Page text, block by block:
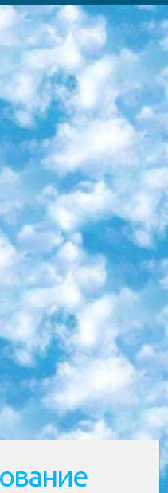
химия, информационные технологии и другие. К некоторым лекциям администрация ресурса прилагает готовые конспекты, которые можно скачивать в PDF-формате. 4. ITMOcourses Онлайн-площадка Санкт-Петербургского национального исследовательского университета информационных технологий, механики и оптики (ИТМО). Ресурс предоставляет свободный доступ к курсам, разработанным в этом вузе. Каталог материалов разбит на четыре категории: «Оптические системы и технологии», «Приборостроение и робототехника», «Информационные технологии» и «Биотехнологии». Курсы состоят из видеолекций, интерактивных демонстраций и заданий. 5. «КиберЛенинка» Электронная научная библиотека открытого доступа. Каталог площадки регулярно обрастает текстами статей из различных научных изданий. Сгруппированные по журналам и рубрикам публикации можно читать онлайн или скачивать целиком в PDF-формате. Проект нацелен на популяризацию науки за счёт открытого доступа к качественной информации. 6. «ПостНаука» На этом ресурсе публикуют подборки видеолекций, составленные экспертами из разных отраслей и объединённые общими темами. Среди них, к примеру, есть серии «Биоинформатика и геномика», «Культура средневековой Скандинавии» и Cinema Studies о теории кино. Каждая подборка лекций — логически связанная история, рассказанная экспертом от первого лица. Кроме того, на сайте появляются научно-образовательные статьи и тесты на разные темы. 7. «Newочём» Команда проекта «Newочём» отбирает самые интересные тексты из англоязычных СМИ и переводит те из них, за которые голосуют участники сообщества «ВКонтакте». По большей части это научно-популярные статьи. Редакторы придумывают лишь заголовки, в остальном содержание переводов соответствует оригиналам. Полные тексты можно читать прямо в социальной сети. 8. InternetUrok Онлайн-база материалов по основным дисциплинам школьной программы. Информация на сайте структурирована по классам, предметам и темам (урокам). Каждый урок состоит из видеолекций и конспектов. Есть также интерактивные тренажёры и тесты для закрепления пройденного материала. Даже если вы давно окончили школу, возможность повторить программу старших классов всегда может пригодиться. 9. Edutainme Ещё один ресурс об образовании. В отличие от Newtonew, как мне кажется, Edutainme больше ориентируется на представителей индустрии: педагогов, предпринимателей, разработчиков образовательных проектов. Но и любой, кто просто стремится к саморазвитию, найдёт на сайте много полезного и интересного для себя. Например, информацию о новых курсах и образовательных сервисах. 10. Newtonew Онлайн-медиа об образовании и обучении в широком смысле. Авторы Newtonew пишут об инструментах, заведениях, тактиках и стратегиях, которые помогают учить других и получать новые знания самостоятельно. На этой площадке вы найдёте новости, обзоры, аналитические мат